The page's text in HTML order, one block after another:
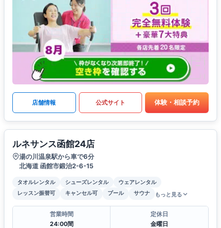
店舗情報 公式サイト 体験・相談予約
ルネサンス函館24店
湯の川温泉駅から車で6分
北海道 函館市鍛治2-6-15
タオルレンタル シューズレンタル
ウェアレンタル
レッスン振替可
キャンセル可 プール サウナ もっと見る
営業時間
24:00間
定休日
金曜日